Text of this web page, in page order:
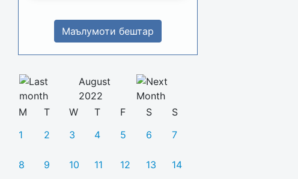
Маълумоти бештар
August
2022
M
T W T F S
S
1
2 3 4 5 6 7
8 9 10 11 12 13 14